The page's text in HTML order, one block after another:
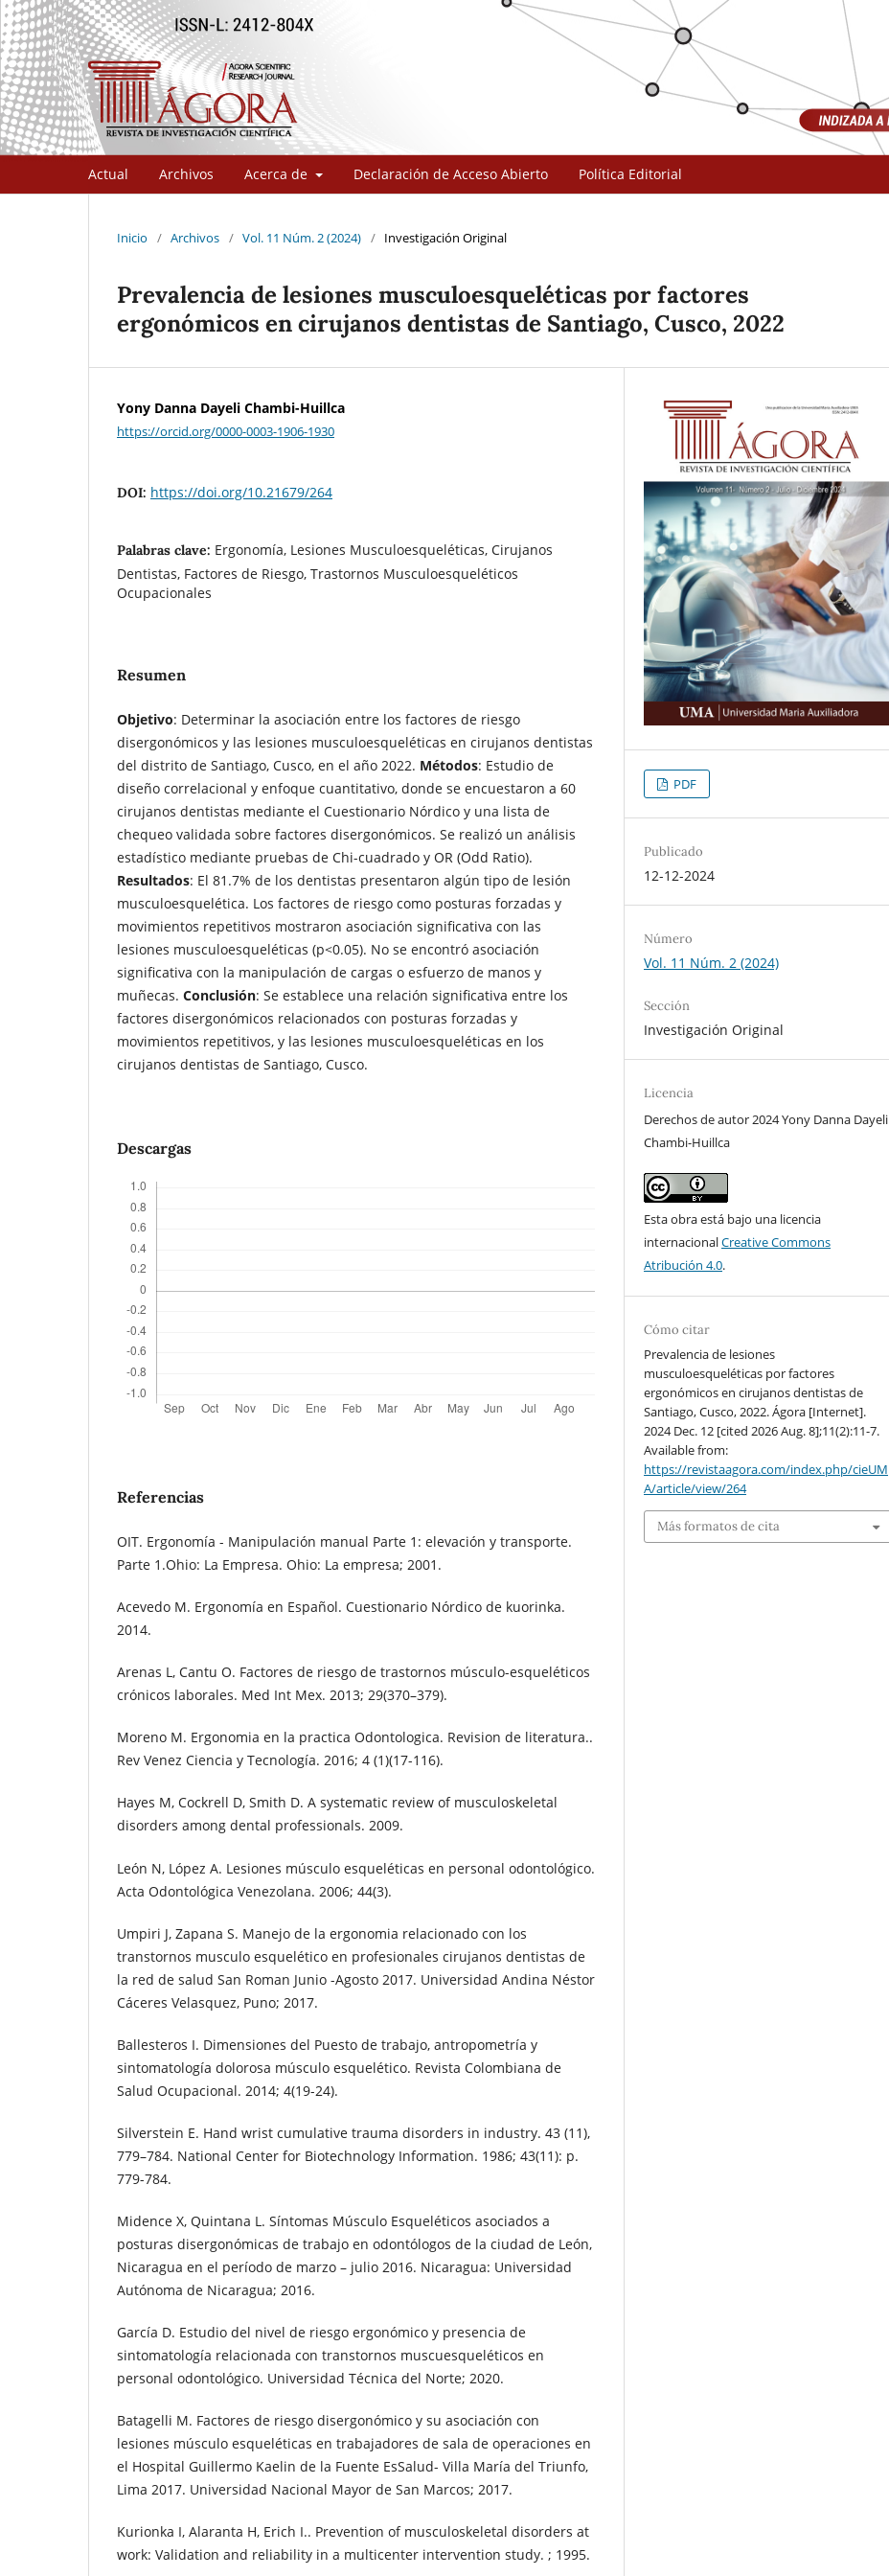
Actual Archivos Acerca de Declaración de Acceso Abierto Política Editorial
Inicio / Archivos / Vol. 11 Núm. 2 (2024) / Investigación Original
Prevalencia de lesiones musculoesqueléticas por factores
ergonómicos en cirujanos dentistas de Santiago, Cusco, 2022
Yony Danna Dayeli Chambi-Huillca
https://orcid.org/0000-0003-1906-1930
DOI: https://doi.org/10.21679/264
Palabras clave: Ergonomía, Lesiones Musculoesqueléticas, Cirujanos
Dentistas, Factores de Riesgo, Trastornos Musculoesqueléticos
Ocupacionales
Resumen
Objetivo: Determinar la asociación entre los factores de riesgo
disergonómicos y las lesiones musculoesqueléticas en cirujanos dentistas
del distrito de Santiago, Cusco, en el año 2022. Métodos: Estudio de
diseño correlacional y enfoque cuantitativo, donde se encuestaron a 60
cirujanos dentistas mediante el Cuestionario Nórdico y una lista de
chequeo validada sobre factores disergonómicos. Se realizó un análisis
estadístico mediante pruebas de Chi-cuadrado y OR (Odd Ratio).
Resultados: El 81.7% de los dentistas presentaron algún tipo de lesión
musculoesquelética. Los factores de riesgo como posturas forzadas y
movimientos repetitivos mostraron asociación significativa con las
lesiones musculoesqueléticas (p<0.05). No se encontró asociación
significativa con la manipulación de cargas o esfuerzo de manos y
muñecas. Conclusión: Se establece una relación significativa entre los
factores disergonómicos relacionados con posturas forzadas y
movimientos repetitivos, y las lesiones musculoesqueléticas en los
cirujanos dentistas de Santiago, Cusco.
Descargas
Referencias
OIT. Ergonomía - Manipulación manual Parte 1: elevación y transporte.
Parte 1.Ohio: La Empresa. Ohio: La empresa; 2001.
Acevedo M. Ergonomía en Español. Cuestionario Nórdico de kuorinka.
2014.
Arenas L, Cantu O. Factores de riesgo de trastornos músculo-esqueléticos
crónicos laborales. Med Int Mex. 2013; 29(370–379).
Moreno M. Ergonomia en la practica Odontologica. Revision de literatura..
Rev Venez Ciencia y Tecnología. 2016; 4 (1)(17-116).
Hayes M, Cockrell D, Smith D. A systematic review of musculoskeletal
disorders among dental professionals. 2009.
León N, López A. Lesiones músculo esqueléticas en personal odontológico.
Acta Odontológica Venezolana. 2006; 44(3).
Umpiri J, Zapana S. Manejo de la ergonomia relacionado con los
transtornos musculo esquelético en profesionales cirujanos dentistas de
la red de salud San Roman Junio -Agosto 2017. Universidad Andina Néstor
Cáceres Velasquez, Puno; 2017.
Ballesteros I. Dimensiones del Puesto de trabajo, antropometría y
sintomatología dolorosa músculo esquelético. Revista Colombiana de
Salud Ocupacional. 2014; 4(19-24).
Silverstein E. Hand wrist cumulative trauma disorders in industry. 43 (11),
779–784. National Center for Biotechnology Information. 1986; 43(11): p.
779-784.
Midence X, Quintana L. Síntomas Músculo Esqueléticos asociados a
posturas disergonómicas de trabajo en odontólogos de la ciudad de León,
Nicaragua en el período de marzo – julio 2016. Nicaragua: Universidad
Autónoma de Nicaragua; 2016.
García D. Estudio del nivel de riesgo ergonómico y presencia de
sintomatología relacionada con transtornos muscuesqueléticos en
personal odontológico. Universidad Técnica del Norte; 2020.
Batagelli M. Factores de riesgo disergonómico y su asociación con
lesiones músculo esqueléticas en trabajadores de sala de operaciones en
el Hospital Guillermo Kaelin de la Fuente EsSalud- Villa María del Triunfo,
Lima 2017. Universidad Nacional Mayor de San Marcos; 2017.
Kurionka I, Alaranta H, Erich I.. Prevention of musculoskeletal disorders at
work: Validation and reliability in a multicenter intervention study. ; 1995.
PDF
Publicado
12-12-2024
Número
Vol. 11 Núm. 2 (2024)
Sección
Investigación Original
Licencia
Derechos de autor 2024 Yony Danna Dayeli
Chambi-Huillca
Esta obra está bajo una licencia
internacionalCreative Commons
Atribución 4.0.
Cómo citar
Prevalencia de lesiones
musculoesqueléticas por factores
ergonómicos en cirujanos dentistas de
Santiago, Cusco, 2022. Ágora [Internet].
2024 Dec. 12 [cited 2026 Aug. 8];11(2):11-7.
Available from:
https://revistaagora.com/index.php/cieUM
A/article/view/264
Más formatos de cita